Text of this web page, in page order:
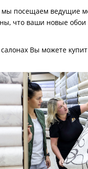
посещаем ведущие
что ваши новые обои
Вы можете